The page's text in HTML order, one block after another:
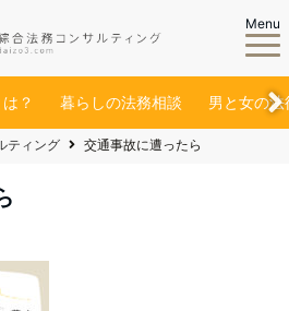
Menu
？ 暮らしの法務相談 男と女の法
ティング 交通事故に遭ったら